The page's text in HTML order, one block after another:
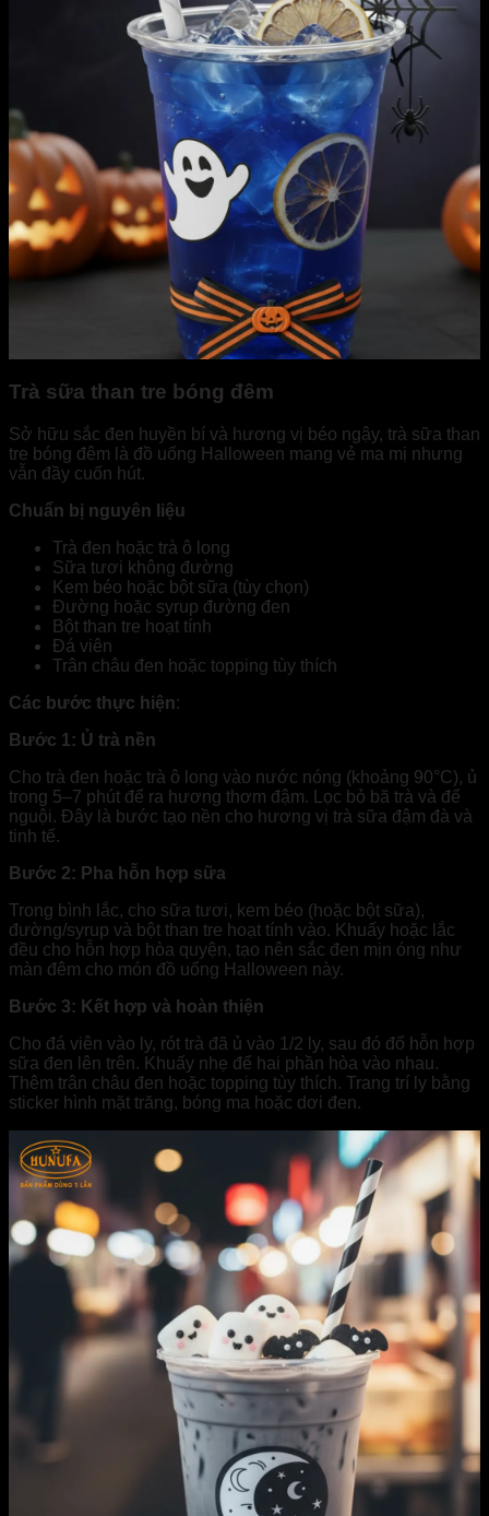
Trà sữa than tre bóng đêm
Sở hữu sắc đen huyền bí và hương vị béo ngậy, trà sữa than
tre bóng đêm là đồ uống Halloween mang vẻ ma mị nhưng
vẫn đầy cuốn hút.
Chuẩn bị nguyên liệu
Trà đen hoặc trà ô long
Sữa tươi không đường
Kem béo hoặc bột sữa (tùy chọn)
Đường hoặc syrup đường đen
Bột than tre hoạt tính
Đá viên
Trân châu đen hoặc topping tùy thích
Các bước thực hiện:
Bước 1: Ủ trà nền
Cho trà đen hoặc trà ô long vào nước nóng (khoảng 90°C), ủ
trong 5–7 phút để ra hương thơm đậm. Lọc bỏ bã trà và để
nguội. Đây là bước tạo nền cho hương vị trà sữa đậm đà và
tinh tế.
Bước 2: Pha hỗn hợp sữa
Trong bình lắc, cho sữa tươi, kem béo (hoặc bột sữa),
đường/syrup và bột than tre hoạt tính vào. Khuấy hoặc lắc
đều cho hỗn hợp hòa quyện, tạo nên sắc đen mịn óng như
màn đêm cho món đồ uống Halloween này.
Bước 3: Kết hợp và hoàn thiện
Cho đá viên vào ly, rót trà đã ủ vào 1/2 ly, sau đó đổ hỗn hợp
sữa đen lên trên. Khuấy nhẹ để hai phần hòa vào nhau.
Thêm trân châu đen hoặc topping tùy thích. Trang trí ly bằng
sticker hình mặt trăng, bóng ma hoặc dơi đen.